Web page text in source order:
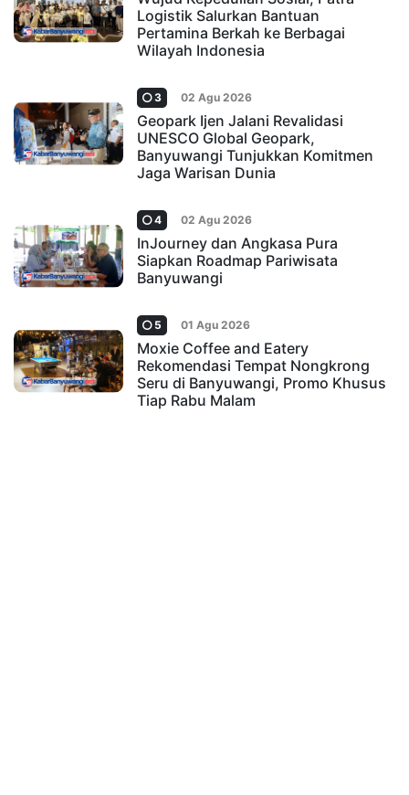
Logistik Salurkan Bantuan
Pertamina Berkah ke Berbagai
Wilayah Indonesia
3 02 Agu 2026
Geopark Ijen Jalani Revalidasi
UNESCO Global Geopark,
Banyuwangi Tunjukkan Komitmen
Jaga Warisan Dunia
4 02 Agu 2026
InJourney dan Angkasa Pura
Siapkan Roadmap Pariwisata
Banyuwangi
5 01 Agu 2026
Moxie Coffee and Eatery
Rekomendasi Tempat Nongkrong
Seru di Banyuwangi, Promo Khusus
Tiap Rabu Malam